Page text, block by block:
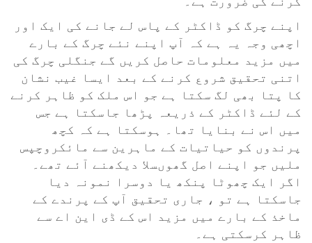
اپنے چرگ کو ڈاکٹر کے پاس لے جانے کی ایک اور
اچھی وجہ یہ ہے کہ آپ اپنے نئے چرگ کے بارے
میں مزید معلومات حاصل کریں گے جنگلی چرگ کی
اتنی تحقیق شروع کرنے کے بعد ایسا غیب نشان
کا پتا بھی لگ سکتا ہے جو اس ملک کو ظاہر کرنے
کے لئے ڈاکٹر کے ذریعہ پڑھا جاسکتا ہے جس
میں اس نے بنایا تھا۔ ہوسکتا ہے کہ کچھ
پرندوں کو حیاتیات کے ماہرین سے مائکروچپس
ملیں جو اپنے اصل گھوںسلا دیکھنے آئے تھے۔
اگر ایک چھوٹا پنکھ یا دوسرا نمونہ دیا
جاسکتا ہے تو ، جاری تحقیق آپ کے پرندے کے
ماخذ کے بارے میں مزید اس کے ڈی این اے سے
ظاہر کرسکتی ہے۔